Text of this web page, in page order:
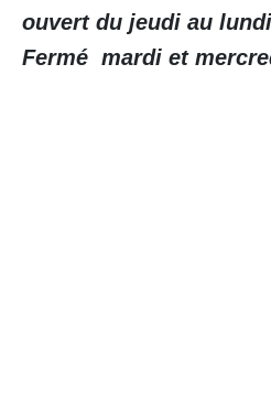
ouvert du jeudi au
Fermé mardi et